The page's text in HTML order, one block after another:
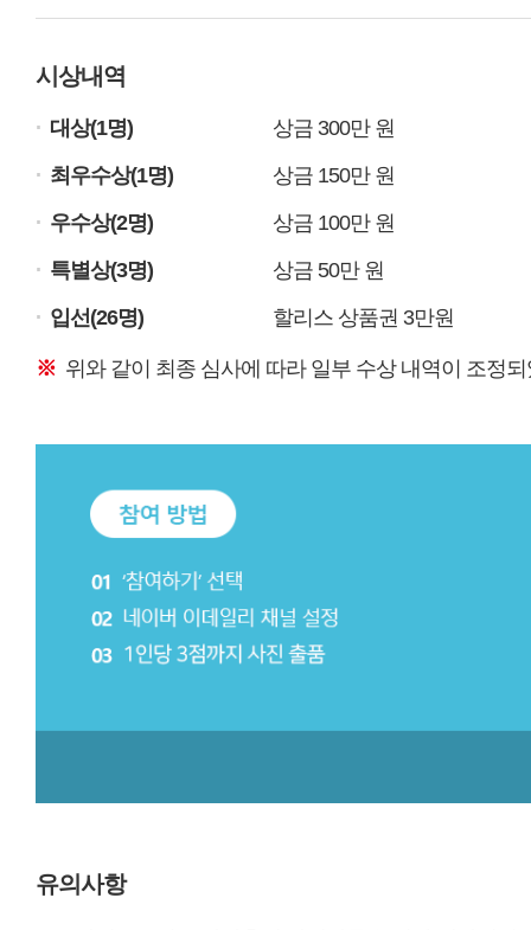
시상내역
. 대상(1명)
상금 300만 원
. 최우수상(1명)
상금 150만 원
. 우수상(2명)
상금 100만 원
. 특별상(3명)
상금 50만 원
. 입선(26명) 할리스 상품권 3만원
※ 위와 같이 최종 심사에 따라 일부 수상 내역이 조정
유의사항